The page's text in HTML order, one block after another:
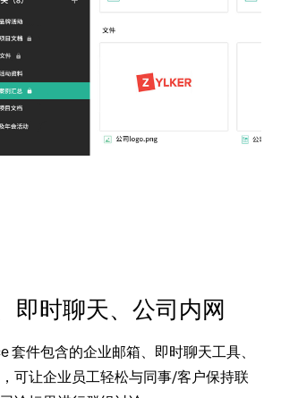
即时聊天、公司内网
套件包含的企业邮箱、即时聊天工具、
可让企业员工轻松与同事/客户保持联